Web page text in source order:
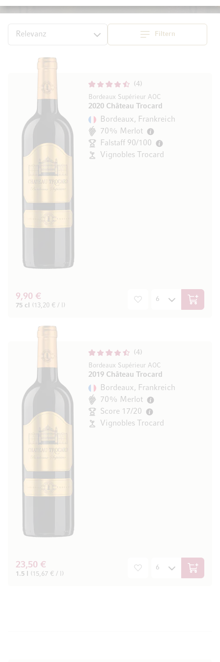
Filtern
Sortieren
4
Bordeaux Supérieur AOC
2020 Château Trocard
Bordeaux, Frankreich
70% Merlot
Falstaff 90/100
Vignobles Trocard
9,90 €
75 cl (13,20 € / l) In den
4
Bordeaux Supérieur AOC
2019 Château Trocard
Bordeaux, Frankreich
70% Merlot
Score 17/20
Vignobles Trocard
23,50 €
1.5 l (15,67 € / l) In den